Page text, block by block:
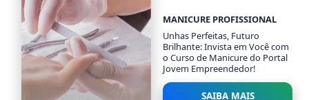
MANICURE PROFISSIONAL
Unhas Perfeitas, Futuro
Brilhante: Invista em Você com
o Curso de Manicure do Portal
Jovem Empreendedor!
SAIBA MAIS